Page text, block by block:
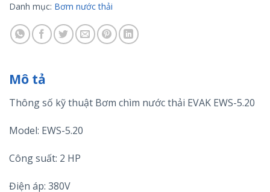
Danh mục: Bơm nước thải
Mô tả
Thông số kỹ thuật Bơm chìm nước thải EVAK EWS-5.20
Model: EWS-5.20
Công suất: 2 HP
Điện áp: 380V